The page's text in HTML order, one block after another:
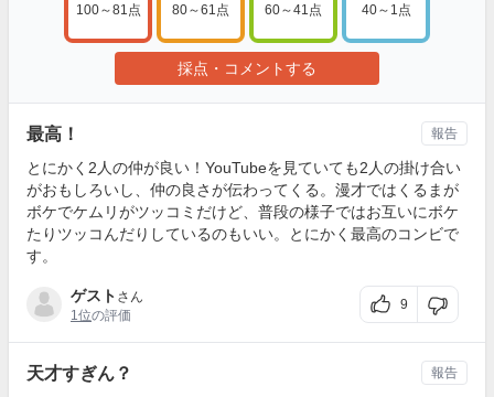
100～81点 80～61点 60～41点 40～1点
採点・コメントする
最高！
とにかく2人の仲が良い！YouTubeを見ていても2人の掛け合い
がおもしろいし、仲の良さが伝わってくる。漫才ではくるまが
ボケでケムリがツッコミだけど、普段の様子ではお互いにボケ
たりツッコんだりしているのもいい。とにかく最高のコンビで
す。
ゲスト さん
1位の評価
9
報告
天才すぎん？ 報告